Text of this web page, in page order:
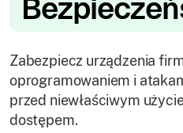
Zabezpiecz urządzenia
oprogramowaniem i
przed niewłaściwym
dostępem.